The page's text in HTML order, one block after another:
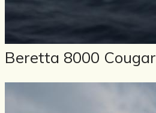
Beretta 8000